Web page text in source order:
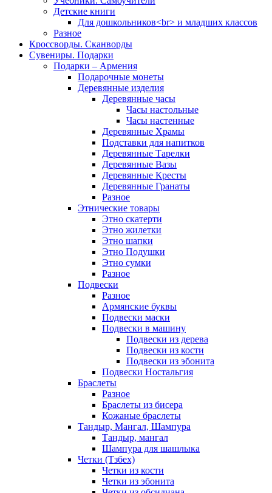
Детские книги
Для дошкольников<br> и младших классов
Разное
Кроссворды. Сканворды
Сувениры. Подарки
Подарки – Армения
Подарочные монеты
Деревянные изделия
Деревянные часы
Часы настольные
Часы настенные
Деревянные Храмы
Подставки для напитков
Деревянные Тарелки
Деревянные Вазы
Деревянные Кресты
Деревянные Гранаты
Разное
Этнические товары
Этно скатерти
Этно жилетки
Этно шапки
Этно Подушки
Этно сумки
Разное
Подвески
Разное
Армянские буквы
Подвески маски
Подвески в машину
Подвески из дерева
Подвески из кости
Подвески из эбонита
Подвески Ностальгия
Браслеты
Разное
Браслеты из бисера
Кожаные браслеты
Тандыр, Мангал, Шампура
Тандыр, мангал
Шампура для шашлыка
Четки (Тзбех)
Четки из кости
Четки из эбонита